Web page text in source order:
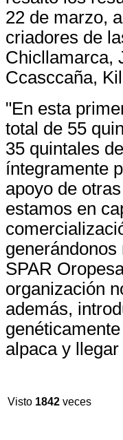
22 de marzo,
criadores de
Chicllamarca,
Ccasccaña,
"En esta
total de 55
35 quintales
íntegramente
apoyo de
estamos en
SPAR
organización
además,
alpaca y
Visto 1842 veces